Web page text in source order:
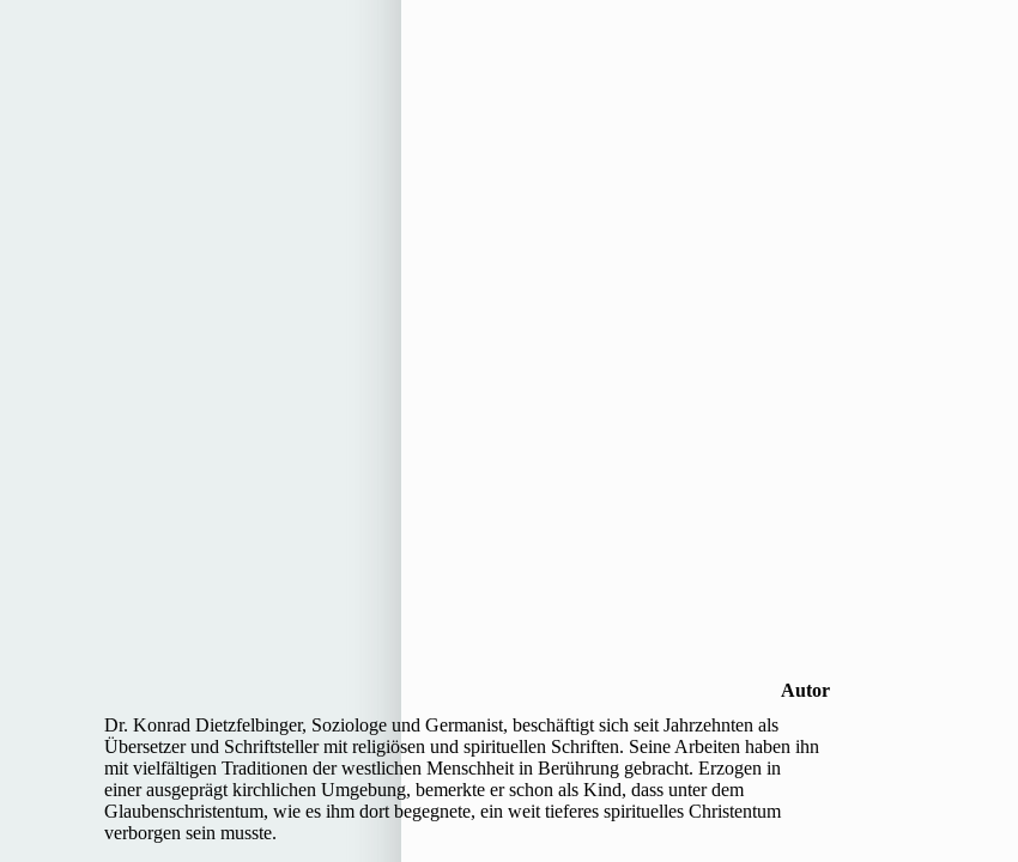
Autor
Dr. Konrad Dietzfelbinger, Soziologe und Germanist, beschäftigt sich seit Jahrzehnten als
Übersetzer und Schriftsteller mit religiösen und spirituellen Schriften. Seine Arbeiten haben ihn
mit vielfältigen Traditionen der westlichen Menschheit in Berührung gebracht. Erzogen in
einer ausgeprägt kirchlichen Umgebung, bemerkte er schon als Kind, dass unter dem
Glaubenschristentum, wie es ihm dort begegnete, ein weit tieferes spirituelles Christentum
verborgen sein musste.